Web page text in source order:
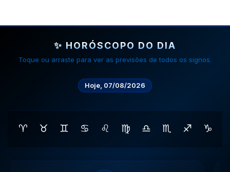
✨ HORÓSCOPO DO DIA
Toque ou arraste para ver as previsões de todos os signos.
Hoje, 07/08/2026
♈ ♉ ♊ ♋ ♌ ♍ ♎ ♏ ♐ ♑